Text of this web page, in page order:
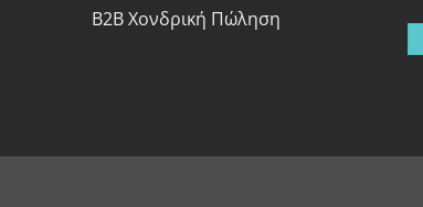
B2B Χονδρική Πώληση